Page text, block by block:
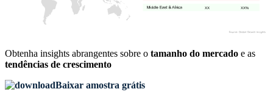
XX%
XX
Obtenha insights abrangentes sobre o tamanho do mercado e as
tendências de crescimento
Baixar amostra grátis